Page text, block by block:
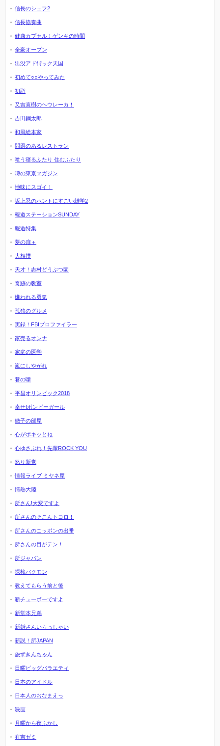
信長のシェフ2
信長協奏曲
健康カプセル！ゲンキの時間
全豪オープン
出没アド街ック天国
初めて○○やってみた
初詣
又吉直樹のヘウレーカ！
吉田鋼太郎
和風総本家
問題のあるレストラン
喰う寝るふたり 住むふたり
噂の東京マガジン
地味にスゴイ！
坂上忍のホントにすごい雑学2
報道ステーションSUNDAY
報道特集
夢の扉＋
大相撲
天才！志村どうぶつ園
奇跡の教室
嫌われる勇気
孤独のグルメ
実録！FBIプロファイラー
家売るオンナ
家庭の医学
嵐にしやがれ
巷の噺
平昌オリンピック2018
幸せ!ボンビーガール
徹子の部屋
心がポキッとね
心ゆさぶれ！先輩ROCK YOU
怒り新党
情報ライブ ミヤネ屋
情熱大陸
所さん!大変ですよ
所さんのそこんトコロ！
所さんのニッポンの出番
所さんの目がテン！
所ジャパン
探検バクモン
教えてもらう前と後
新チューボーですよ
新堂本兄弟
新婚さんいらっしゃい
新説！所JAPAN
旅ずきんちゃん
日曜ビッグバラエティ
日本のアイドル
日本人のおなまえっ
映画
月曜から夜ふかし
有吉ゼミ